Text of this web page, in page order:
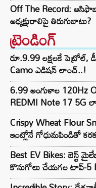
Off The Record:
అధ్యక్షురాలిపై తిరుగుబాటు?
ట్రెండింగ్‌
రూ.9.99 లక్షలకే పెట్రోల్,
Camo ఎడిషన్ లాంచ్..!
6.99 అంగుళాల 120Hz
REDMI Note 17 5G
Crispy Wheat Flour
ఇంట్లోనే గోధుమపిండితో
Best EV Bikes: బెస్ట్
కొనుగోలు చేయగల టాప్-5